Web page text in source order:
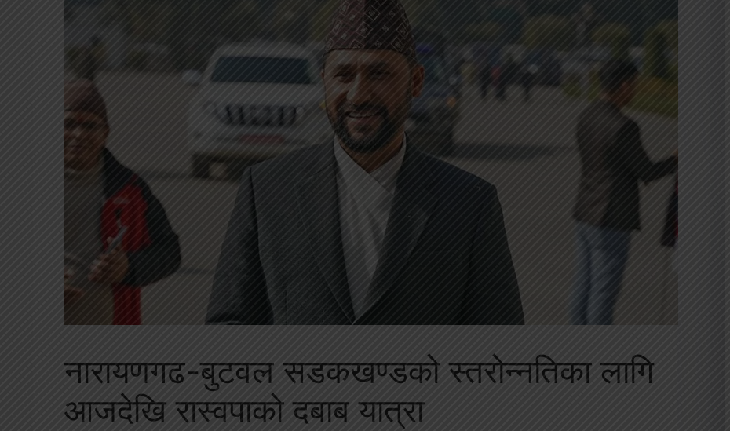
नारायणगढ-बुटवल सडकखण्डको स्तरोन्नतिका लागि
आजदेखि रास्वपाको दबाब यात्रा